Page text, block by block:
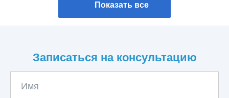
Показать все
Записаться на консультацию